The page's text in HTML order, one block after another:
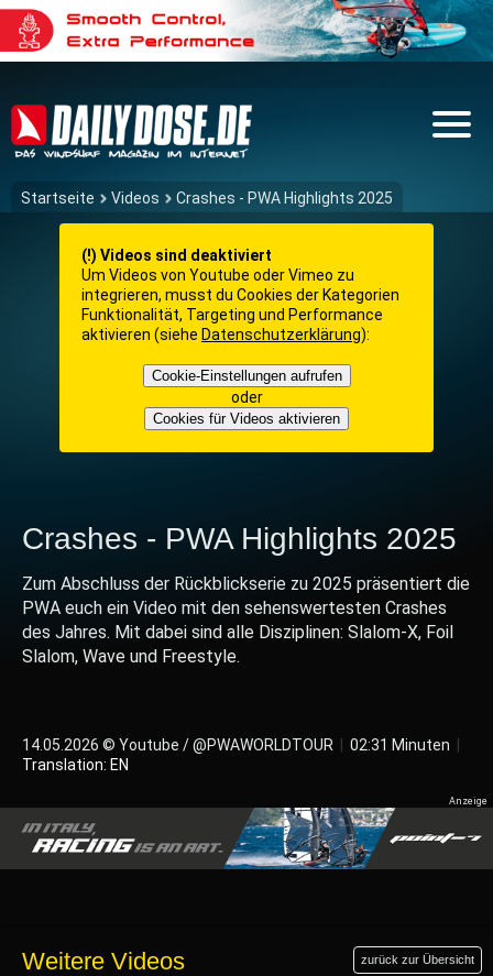
Startseite Videos Crashes - PWA Highlights 2025
(!) Videos sind deaktiviert
Um Videos von Youtube oder Vimeo zu
integrieren, musst du Cookies der Kategorien
Funktionalität, Targeting und Performance
aktivieren (siehe Datenschutzerklärung):
Cookie-Einstellungen aufrufen
oder
Cookies für Videos aktivieren
Crashes - PWA Highlights 2025
Zum Abschluss der Rückblickserie zu 2025 präsentiert die
PWA euch ein Video mit den sehenswertesten Crashes
des Jahres. Mit dabei sind alle Disziplinen: Slalom-X, Foil
Slalom, Wave und Freestyle.
14.05.2026 © Youtube / @PWAWORLDTOUR 02:31 Minuten
Translation: EN
Weitere Videos zurück zur Übersicht